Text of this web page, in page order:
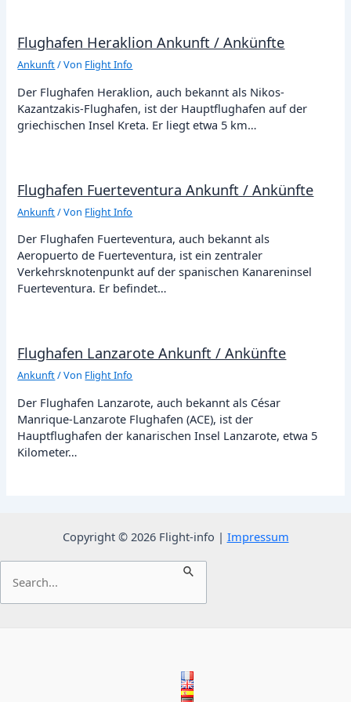
Flughafen Heraklion Ankunft / Ankünfte
Ankunft/ Von Flight Info
Der Flughafen Heraklion, auch bekannt als Nikos-
Kazantzakis-Flughafen, ist der Hauptflughafen auf der
griechischen Insel Kreta. Er liegt etwa 5 km…
Flughafen Fuerteventura Ankunft / Ankünfte
Ankunft/ Von Flight Info
Der Flughafen Fuerteventura, auch bekannt als
Aeropuerto de Fuerteventura, ist ein zentraler
Verkehrsknotenpunkt auf der spanischen Kanareninsel
Fuerteventura. Er befindet…
Flughafen Lanzarote Ankunft / Ankünfte
Ankunft/ Von Flight Info
Der Flughafen Lanzarote, auch bekannt als César
Manrique-Lanzarote Flughafen (ACE), ist der
Hauptflughafen der kanarischen Insel Lanzarote, etwa 5
Kilometer…
Copyright © 2026 Flight-info | Impressum
nach: